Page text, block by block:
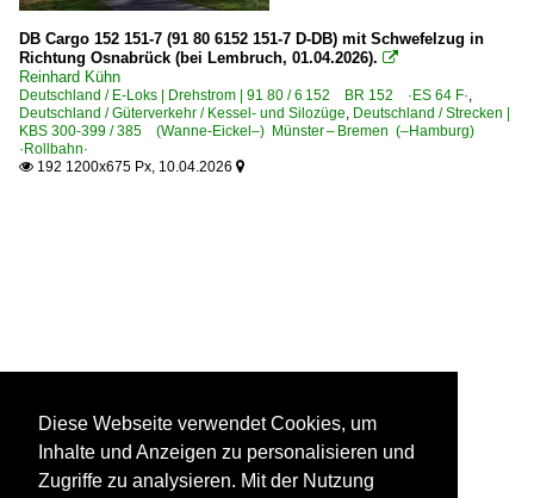
DB Cargo 152 151-7 (91 80 6152 151-7 D-DB) mit Schwefelzug in
Richtung Osnabrück (bei Lembruch, 01.04.2026). 
Reinhard Kühn
Deutschland / E-Loks | Drehstrom | 91 80 / 6 152 BR 152 ·ES 64 F·,
Deutschland / Güterverkehr / Kessel- und Silozüge, Deutschland / Strecken |
KBS 300-399 / 385 (Wanne-Eickel–) Münster – Bremen (–Hamburg)
·Rollbahn·
 192 1200x675 Px, 10.04.2026 
Diese Webseite verwendet Cookies, um
Inhalte und Anzeigen zu personalisieren und
Zugriffe zu analysieren. Mit der Nutzung